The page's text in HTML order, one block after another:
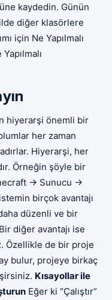
kaydedin. Günün
diğer klasörlere
hiyerarşi önemli bir
her zaman
Hiyerarşi, her
Örneğin şöyle bir
-> Sunucu ->
birçok avantajı
düzenli ve bir
diğer avantajı ise
Özellikle de bir proje
bulur, projeye birkaç
Kısayollar ile
Eğer ki “Çalıştır”